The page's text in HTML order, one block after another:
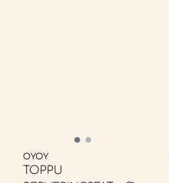
OYOY
TOPPU